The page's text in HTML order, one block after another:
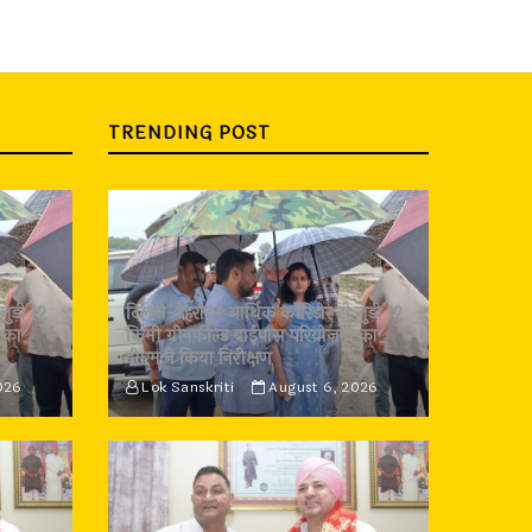
12
TRENDING POST
दिल्ली-देहरादून आर्थिक कॉरिडोर से जुड़ी 12
किमी ग्रीनफील्ड बाईपास परियोजना का
डीएम ने किया निरीक्षण
Lok Sanskriti August 6, 2026